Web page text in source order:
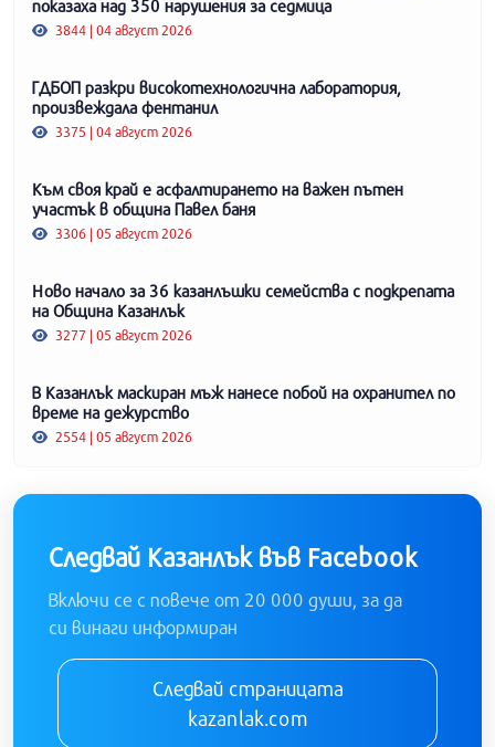
показаха над 350 нарушения за седмица
3844 | 04 август 2026
ГДБОП разкри високотехнологична лаборатория,
произвеждала фентанил
3375 | 04 август 2026
Към своя край е асфалтирането на важен пътен
участък в община Павел баня
3306 | 05 август 2026
Ново начало за 36 казанлъшки семейства с подкрепата
на Община Казанлък
3277 | 05 август 2026
В Казанлък маскиран мъж нанесе побой на охранител по
време на дежурство
2554 | 05 август 2026
Следвай Казанлък във Facebook
Включи се с повече от 20 000 души, за да
си винаги информиран
Следвай страницата
kazanlak.com